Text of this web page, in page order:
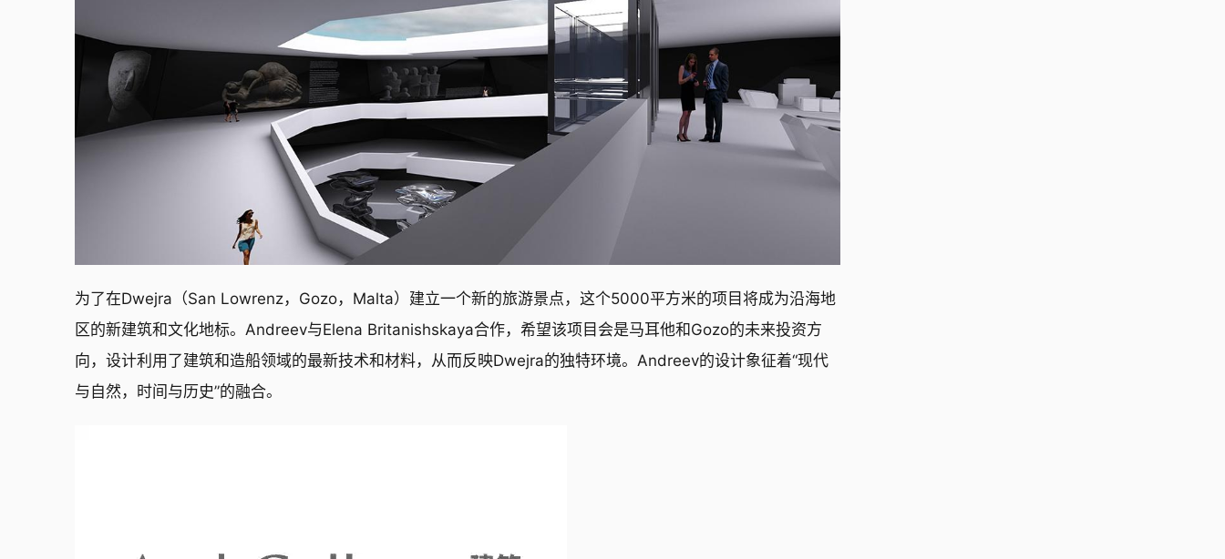
为了在Dwejra（San Lowrenz，Gozo，Malta）建立一个新的旅游景点，这个5000平方米的项目将成为沿海地
区的新建筑和文化地标。Andreev与Elena Britanishskaya合作，希望该项目会是马耳他和Gozo的未来投资方
向，设计利用了建筑和造船领域的最新技术和材料，从而反映Dwejra的独特环境。Andreev的设计象征着“现代
与自然，时间与历史”的融合。